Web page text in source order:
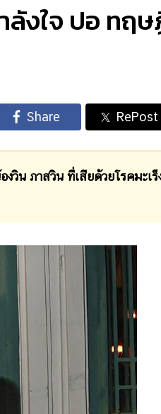
ลังใจ ปอ ทฤ
ภาสวิน ที่เสียด้วยโรคมะเร็